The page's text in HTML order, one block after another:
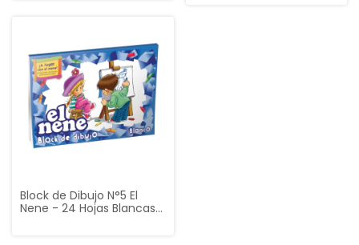
Block de Dibujo N°5 El
Nene - 24 Hojas Blancas